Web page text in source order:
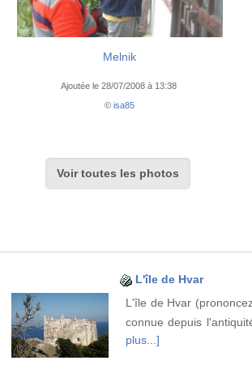
Melnik
Ajoutée le 28/07/2008 à 13:38
©isa85
Voir toutes les photos
L'île de Hvar
L'île de Hvar
connue depuis
plus...]